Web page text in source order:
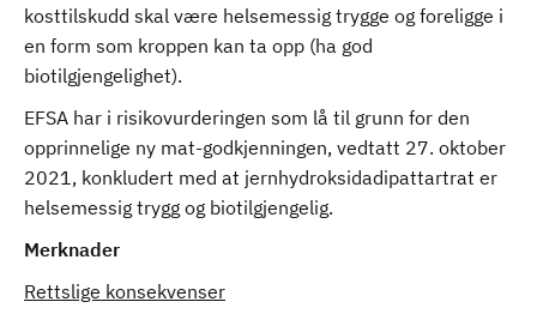
kosttilskudd skal være helsemessig trygge og foreligge i
en form som kroppen kan ta opp (ha god
biotilgjengelighet).
EFSA har i risikovurderingen som lå til grunn for den
opprinnelige ny mat-godkjenningen, vedtatt 27. oktober
2021, konkludert med at jernhydroksidadipattartrat er
helsemessig trygg og biotilgjengelig.
Merknader
Rettslige konsekvenser